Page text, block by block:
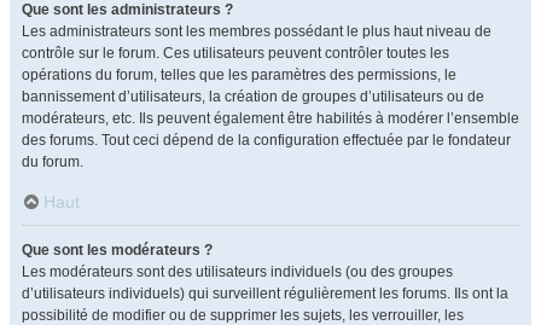
Que sont les administrateurs ?
Les administrateurs sont les membres possédant le plus haut niveau de
contrôle sur le forum. Ces utilisateurs peuvent contrôler toutes les
opérations du forum, telles que les paramètres des permissions, le
bannissement d’utilisateurs, la création de groupes d’utilisateurs ou de
modérateurs, etc. Ils peuvent également être habilités à modérer l’ensemble
des forums. Tout ceci dépend de la configuration effectuée par le fondateur
du forum.
Haut
Que sont les modérateurs ?
Les modérateurs sont des utilisateurs individuels (ou des groupes
d’utilisateurs individuels) qui surveillent régulièrement les forums. Ils ont la
possibilité de modifier ou de supprimer les sujets, les verrouiller, les